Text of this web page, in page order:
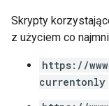
Skrypty
z użyciem co
https://
currentonly